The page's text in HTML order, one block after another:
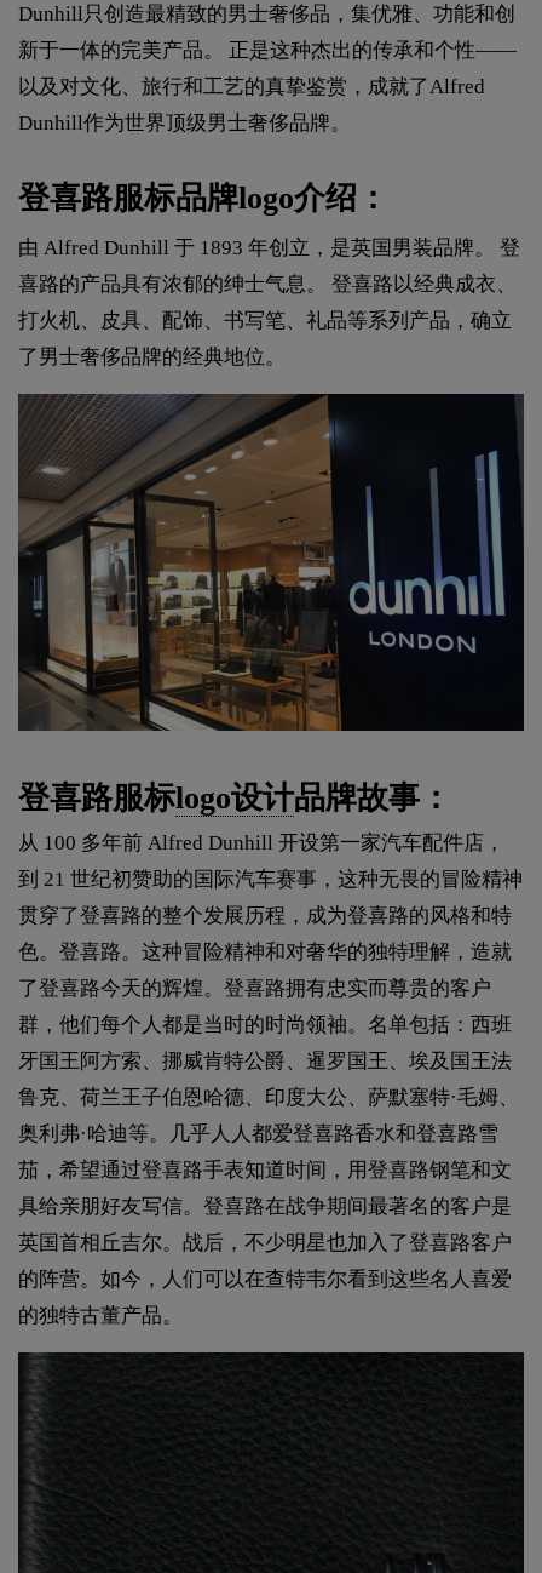
Dunhill只创造最精致的男士奢侈品，集优雅、功能和创
新于一体的完美产品。 正是这种杰出的传承和个性——
以及对文化、旅行和工艺的真挚鉴赏，成就了Alfred
Dunhill作为世界顶级男士奢侈品牌。
登喜路服标品牌logo介绍：
由 Alfred Dunhill 于 1893 年创立，是英国男装品牌。 登
喜路的产品具有浓郁的绅士气息。 登喜路以经典成衣、
打火机、皮具、配饰、书写笔、礼品等系列产品，确立
了男士奢侈品牌的经典地位。
登喜路服标logo设计品牌故事：
从 100 多年前 Alfred Dunhill 开设第一家汽车配件店，
到 21 世纪初赞助的国际汽车赛事，这种无畏的冒险精神
贯穿了登喜路的整个发展历程，成为登喜路的风格和特
色。登喜路。这种冒险精神和对奢华的独特理解，造就
了登喜路今天的辉煌。登喜路拥有忠实而尊贵的客户
群，他们每个人都是当时的时尚领袖。名单包括：西班
牙国王阿方索、挪威肯特公爵、暹罗国王、埃及国王法
鲁克、荷兰王子伯恩哈德、印度大公、萨默塞特·毛姆、
奥利弗·哈迪等。几乎人人都爱登喜路香水和登喜路雪
茄，希望通过登喜路手表知道时间，用登喜路钢笔和文
具给亲朋好友写信。登喜路在战争期间最著名的客户是
英国首相丘吉尔。战后，不少明星也加入了登喜路客户
的阵营。如今，人们可以在查特韦尔看到这些名人喜爱
的独特古董产品。